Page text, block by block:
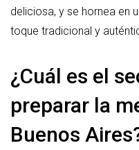
deliciosa, y se hornea en
toque tradicional y
¿Cuál es el
preparar la
Buenos